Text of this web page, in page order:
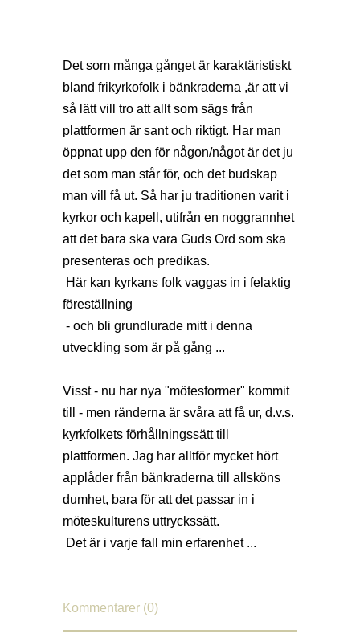
Det som många gånget är karaktäristiskt
bland frikyrkofolk i bänkraderna ,är att vi
så lätt vill tro att allt som sägs från
plattformen är sant och riktigt. Har man
öppnat upp den för någon/något är det ju
det som man står för, och det budskap
man vill få ut. Så har ju traditionen varit i
kyrkor och kapell, utifrån en noggrannhet
att det bara ska vara Guds Ord som ska
presenteras och predikas.
Här kan kyrkans folk vaggas in i felaktig
föreställning
- och bli grundlurade mitt i denna
utveckling som är på gång ...
Visst - nu har nya "mötesformer" kommit
till - men ränderna är svåra att få ur, d.v.s.
kyrkfolkets förhållningssätt till
plattformen. Jag har alltför mycket hört
applåder från bänkraderna till allsköns
dumhet, bara för att det passar in i
möteskulturens uttryckssätt.
Det är i varje fall min erfarenhet ...
Kommentarer (0)